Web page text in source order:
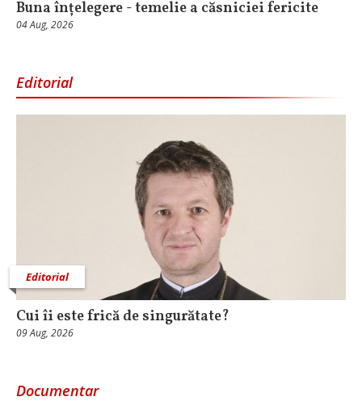
Buna înțelegere - temelie a căsniciei fericite
04 Aug, 2026
Editorial
Editorial
Cui îi este frică de singurătate?
09 Aug, 2026
Documentar